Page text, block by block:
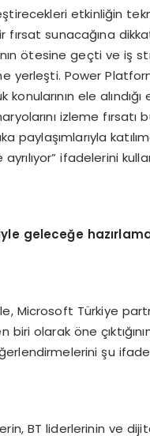
etkinliğin
sunacağına
ötesine geçti ve iş
yerleşti. Power
ele
izleme
paylaşımlarıyla
ifadelerini
geleceğe
Microsoft Türkiye
olarak öne
şu
BT liderlerinin ve